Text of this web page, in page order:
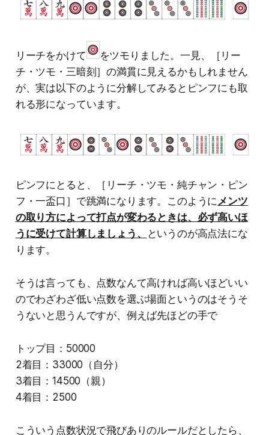
リーチをかけて
をツモりました。一見、［リー
チ・ツモ・三暗刻］の満貫に見えるかもしれません
が、実は以下のように分解してみるとピンフにも取
れる形になっています。
ピンフにとると、［リーチ・ツモ・純チャン・ピン
フ・一盃口］で跳満になります。このようにメンツ
の取り方によって打点が変わるときは、必ず高いほ
うに受けて計算しましょう、
というのが高点法にな
ります。
そうは言っても、点数なんて高ければ高いほどいい
のでわざわざ低い点数を選ぶ場面というのはそうそ
うないと思うんですが、例えば先ほどの手で
トップ目：50000
2着目：33000（自分）
3着目：14500（親）
4着目：2500
こういう点数状況で飛びありのルールだとしたら、